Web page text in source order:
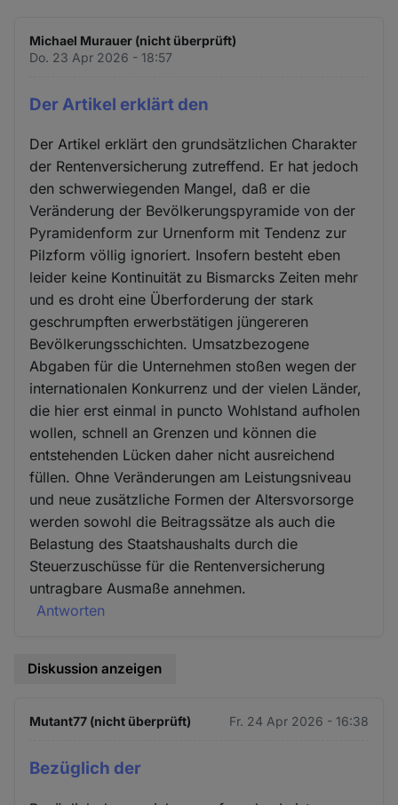
Michael Murauer (nicht überprüft)
Do. 23 Apr 2026 - 18:57
Der Artikel erklärt den
Der Artikel erklärt den grundsätzlichen Charakter
der Rentenversicherung zutreffend. Er hat jedoch
den schwerwiegenden Mangel, daß er die
Veränderung der Bevölkerungspyramide von der
Pyramidenform zur Urnenform mit Tendenz zur
Pilzform völlig ignoriert. Insofern besteht eben
leider keine Kontinuität zu Bismarcks Zeiten mehr
und es droht eine Überforderung der stark
geschrumpften erwerbstätigen jüngereren
Bevölkerungsschichten. Umsatzbezogene
Abgaben für die Unternehmen stoßen wegen der
internationalen Konkurrenz und der vielen Länder,
die hier erst einmal in puncto Wohlstand aufholen
wollen, schnell an Grenzen und können die
entstehenden Lücken daher nicht ausreichend
füllen. Ohne Veränderungen am Leistungsniveau
und neue zusätzliche Formen der Altersvorsorge
werden sowohl die Beitragssätze als auch die
Belastung des Staatshaushalts durch die
Steuerzuschüsse für die Rentenversicherung
untragbare Ausmaße annehmen.
Antworten
Diskussion anzeigen
Mutant77 (nicht überprüft) Fr. 24 Apr 2026 - 16:38
Bezüglich der